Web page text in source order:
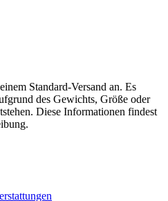
Standard-Versand an. Es
des Gewichts, Größe oder
Diese Informationen findest